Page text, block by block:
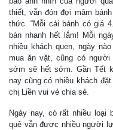
thiết, vẫn đón đợi mâm
thức. “Mỗi cái bánh có giá
bán nhanh hết lắm! Mỗi
nhiều khách quen, ngày
mua ăn vặt, cũng có
sớm sẽ hết sớm. Gần Tết
nay cũng có nhiều khách
chị Liền vui vẻ chia sẻ.
Ngày nay, có rất nhiều loại
quê vẫn được nhiều người